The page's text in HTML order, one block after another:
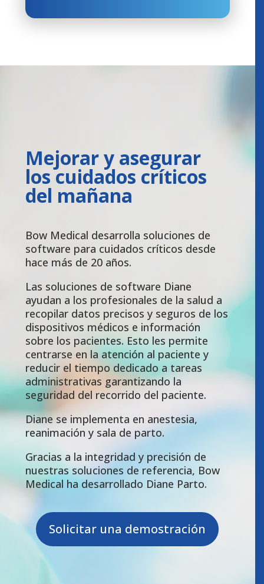
Mejorar y asegurar
los cuidados críticos
del mañana
Bow Medical desarrolla soluciones de
software para cuidados críticos desde
hace más de 20 años.
Las soluciones de software Diane
ayudan a los profesionales de la salud a
recopilar datos precisos y seguros de los
dispositivos médicos e información
sobre los pacientes. Esto les permite
centrarse en la atención al paciente y
reducir el tiempo dedicado a tareas
administrativas garantizando la
seguridad del recorrido del paciente.
Diane se implementa en anestesia,
reanimación y sala de parto.
Gracias a la integridad y precisión de
nuestras soluciones de referencia, Bow
Medical ha desarrollado Diane Parto.
Solicitar una demostración